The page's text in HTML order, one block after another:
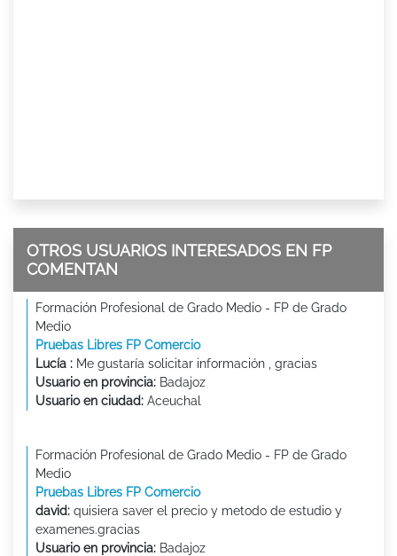
OTROS USUARIOS INTERESADOS EN FP
COMENTAN
Formación Profesional de Grado Medio - FP de Grado
Medio
Pruebas Libres FP Comercio
Lucía : Me gustaría solicitar información , gracias
Usuario en provincia: Badajoz
Usuario en ciudad: Aceuchal
Formación Profesional de Grado Medio - FP de Grado
Medio
Pruebas Libres FP Comercio
david: quisiera saver el precio y metodo de estudio y
examenes.gracias
Usuario en provincia: Badajoz